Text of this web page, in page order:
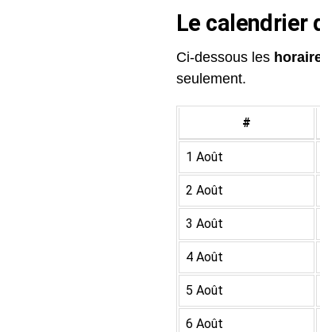
Le calendrier
Ci-dessous les
seulement.
#
1 Août
2 Août
3 Août
4 Août
5 Août
6 Août